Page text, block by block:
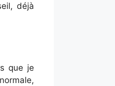
déjà
que je